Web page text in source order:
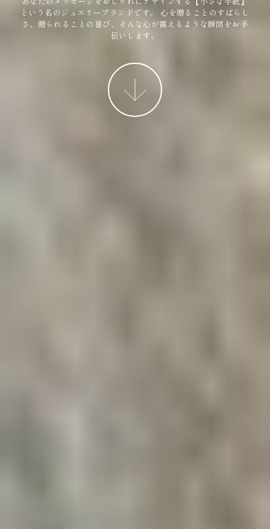
という名のジュエリーブランドです。
心を贈ることのすばらし
さ、贈られることの喜び、そんな心が震えるような瞬間をお手
伝いします。